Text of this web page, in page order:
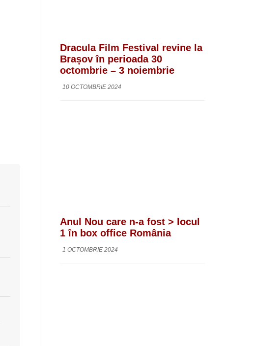
Dracula Film Festival revine la
Brașov în perioada 30
octombrie – 3 noiembrie
10 OCTOMBRIE 2024
Anul Nou care n-a fost > locul
1 în box office România
1 OCTOMBRIE 2024